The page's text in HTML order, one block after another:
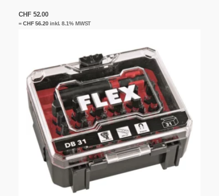
CHF52.00
= CHF56.20inkl. 8.1% MWST